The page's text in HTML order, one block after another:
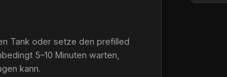
Tank oder setze den prefilled
5–10 Minuten warten,
kann.